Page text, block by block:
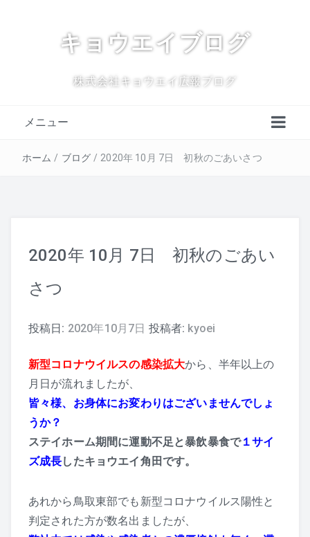
キョウエイブログ
株式会社キョウエイ広報ブログ
メニュー
ホーム / ブログ / 2020年 10月 7日 初秋のごあいさつ
2020年 10月 7日 初秋のごあい
さつ
投稿日: 2020年10月7日 投稿者: kyoei
新型コロナウイルスの感染拡大から、半年以上の
月日が流れましたが、
皆々様、お身体にお変わりはございませんでしょ
うか？
ステイホーム期間に運動不足と暴飲暴食で１サイ
ズ成長したキョウエイ角田です。
あれから鳥取東部でも新型コロナウイルス陽性と
判定された方が数名出ましたが、